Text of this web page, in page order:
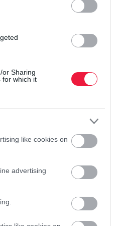
or Sharing
for which it
like cookies on
advertising
Elsötétített reklámok
digitális közterületi reklámok
Magyar Reklámszövetség
közterületi reklám…